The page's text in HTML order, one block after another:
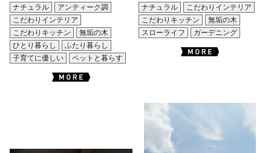
ナチュラル
アンティーク調
こだわりインテリア
こだわりキッチン
無垢の木
ひとり暮らし
ふたり暮らし
子育てに優しい
ペットと暮らす
ナチュラル
こだわりインテリア
こだわりキッチン
無垢の木
スローライフ
ガーデニング